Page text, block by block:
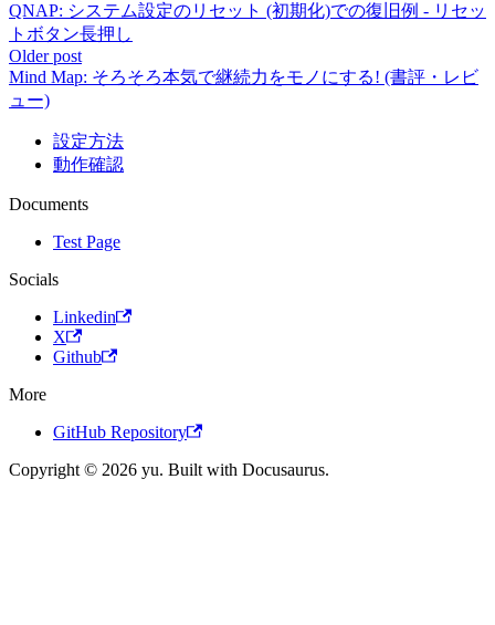
QNAP: システム設定のリセット (初期化)での復旧例 - リセッ
トボタン長押し
Older post
Mind Map: そろそろ本気で継続力をモノにする! (書評・レビ
ュー)
設定方法
動作確認
Documents
Test Page
Socials
Linkedin
X
Github
More
GitHub Repository
Copyright © 2026 yu. Built with Docusaurus.